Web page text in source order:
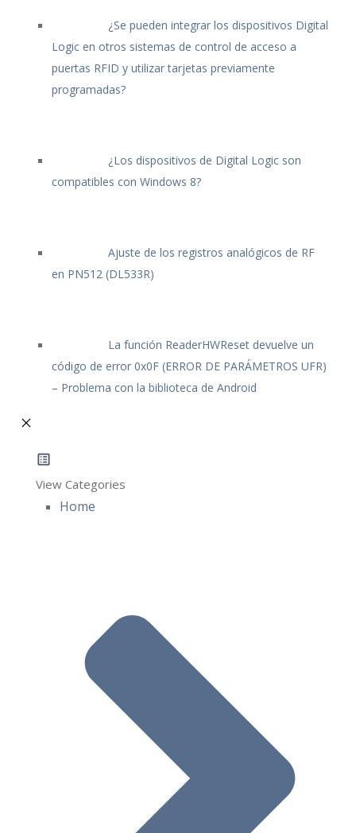
¿Se pueden integrar los dispositivos Digital
Logic en otros sistemas de control de acceso a
puertas RFID y utilizar tarjetas previamente
programadas?
¿Los dispositivos de Digital Logic son
compatibles con Windows 8?
Ajuste de los registros analógicos de RF
en PN512 (DL533R)
La función ReaderHWReset devuelve un
código de error 0x0F (ERROR DE PARÁMETROS UFR)
– Problema con la biblioteca de Android
View Categories
Home